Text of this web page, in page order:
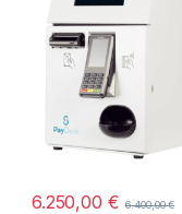
6.250,00 € 6.400,00€